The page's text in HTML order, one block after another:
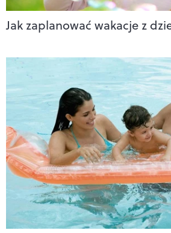
Jak zaplanować wakacje z